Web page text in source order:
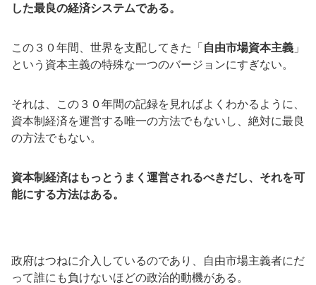
した最良の経済システムである。
この３０年間、世界を支配してきた「自由市場資本主義 」
という資本主義の特殊な一つのバージョンにすぎない。
それは、この３０年間の記録を見ればよくわかるように、
資本制経済を運営する唯一の方法でもないし、絶対に最良
の方法でもない。
資本制経済はもっとうまく運営されるべきだし、それを可
能にする方法はある。
政府はつねに介入しているのであり、自由市場主義者にだ
って誰にも負けないほどの政治的動機がある。